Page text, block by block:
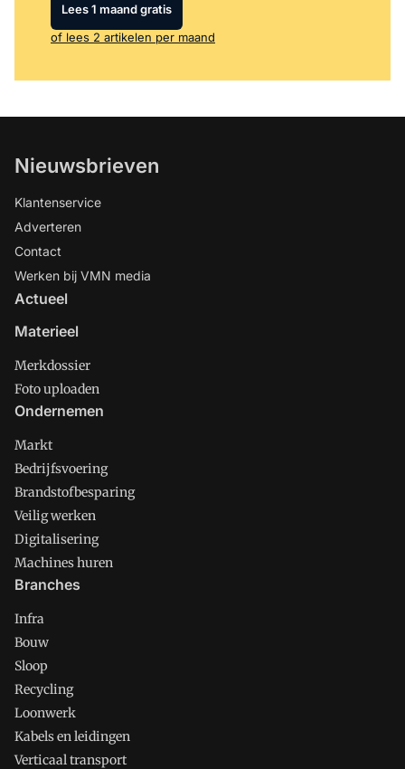
Lees 1 maand gratis
of lees 2 artikelen per maand
Nieuwsbrieven
Klantenservice
Adverteren
Contact
Werken bij VMN media
Actueel
Materieel
Merkdossier
Foto uploaden
Ondernemen
Markt
Bedrijfsvoering
Brandstofbesparing
Veilig werken
Digitalisering
Machines huren
Branches
Infra
Bouw
Sloop
Recycling
Loonwerk
Kabels en leidingen
Verticaal transport